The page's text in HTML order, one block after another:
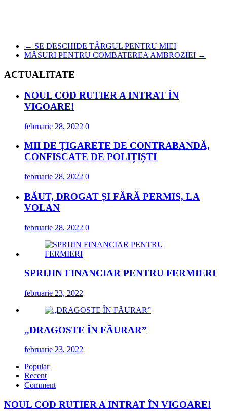
← SE DESCHIDE TÂRGUL PENTRU MIEI
MĂSURI PENTRU COMBATEREA AMBROZIEI →
ACTUALITATE
NOUL COD RUTIER A INTRAT ÎN
VIGOARE!
februarie 28, 2022 0
MII DE ȚIGARETE DE CONTRABANDĂ,
CONFISCATE DE POLIȚIȘTI
februarie 28, 2022 0
BĂUT, DROGAT ȘI FĂRĂ PERMIS, LA
VOLAN
februarie 28, 2022 0
SPRIJIN FINANCIAR PENTRU FERMIERI
februarie 23, 2022
„DRAGOSTE ÎN FĂURAR”
februarie 23, 2022
Popular
Recent
Comment
NOUL COD RUTIER A INTRAT ÎN VIGOARE!